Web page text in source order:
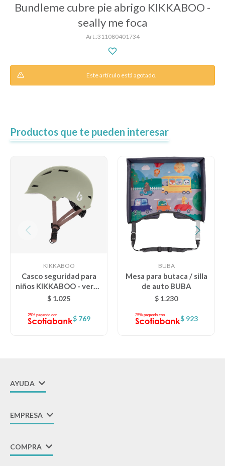
Bundleme cubre pie abrigo KIKKABOO -
seally me foca
311080401734
Este artículo está agotado.
Productos que te pueden interesar
KIKKABOO
Casco seguridad para
niños KIKKABOO - verde
oliva
$ 1.025
$ 769
BUBA
Mesa para butaca / silla
de auto BUBA
$ 1.230
$ 923
AYUDA
EMPRESA
COMPRA
Alimentación
Paseo y seguridad
Textiles
Bolsos y mochilas maternales
Vestimenta
Sale
Contacto
Local MVD Kids